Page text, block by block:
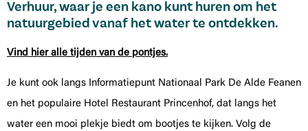
Verhuur, waar je een kano kunt huren om het
natuurgebied vanaf het water te ontdekken.
Vind hier alle tijden van de pontjes.
Je kunt ook langs Informatiepunt Nationaal Park De Alde Feanen
en het populaire Hotel Restaurant Princenhof, dat langs het
water een mooi plekje biedt om bootjes te kijken. Volg de